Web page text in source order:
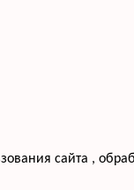
сайта ,